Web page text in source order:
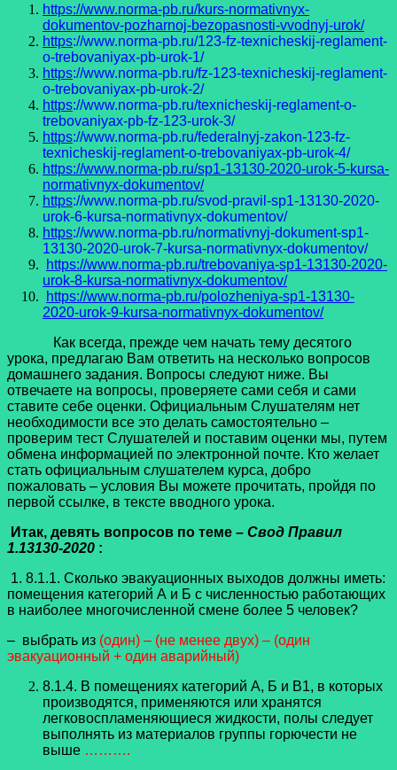
https://www.norma-pb.ru/kurs-normativnyx-
dokumentov-pozharnoj-bezopasnosti-vvodnyj-urok/
https://www.norma-pb.ru/123-fz-texnicheskij-reglament-
o-trebovaniyax-pb-urok-1/
https://www.norma-pb.ru/fz-123-texnicheskij-reglament-
o-trebovaniyax-pb-urok-2/
https://www.norma-pb.ru/texnicheskij-reglament-o-
trebovaniyax-pb-fz-123-urok-3/
https://www.norma-pb.ru/federalnyj-zakon-123-fz-
texnicheskij-reglament-o-trebovaniyax-pb-urok-4/
https://www.norma-pb.ru/sp1-13130-2020-urok-5-kursa-
normativnyx-dokumentov/
https://www.norma-pb.ru/svod-pravil-sp1-13130-2020-
urok-6-kursa-normativnyx-dokumentov/
https://www.norma-pb.ru/normativnyj-dokument-sp1-
13130-2020-urok-7-kursa-normativnyx-dokumentov/
https://www.norma-pb.ru/trebovaniya-sp1-13130-2020-
urok-8-kursa-normativnyx-dokumentov/
https://www.norma-pb.ru/polozheniya-sp1-13130-
2020-urok-9-kursa-normativnyx-dokumentov/
Как всегда, прежде чем начать тему десятого
урока, предлагаю Вам ответить на несколько вопросов
домашнего задания. Вопросы следуют ниже. Вы
отвечаете на вопросы, проверяете сами себя и сами
ставите себе оценки. Официальным Слушателям нет
необходимости все это делать самостоятельно –
проверим тест Слушателей и поставим оценки мы, путем
обмена информацией по электронной почте. Кто желает
стать официальным слушателем курса, добро
пожаловать – условия Вы можете прочитать, пройдя по
первой ссылке, в тексте вводного урока.
Итак, девять вопросов по теме – Свод Правил
1.13130-2020 :
1. 8.1.1. Сколько эвакуационных выходов должны иметь:
помещения категорий А и Б с численностью работающих
в наиболее многочисленной смене более 5 человек?
– выбрать из (один) – (не менее двух) – (один
эвакуационный + один аварийный)
8.1.4. В помещениях категорий А, Б и В1, в которых
производятся, применяются или хранятся
легковоспламеняющиеся жидкости, полы следует
выполнять из материалов группы горючести не
выше ……….